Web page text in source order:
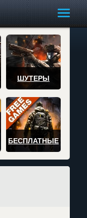
ШУТЕРЫ
БЕСПЛАТНЫЕ